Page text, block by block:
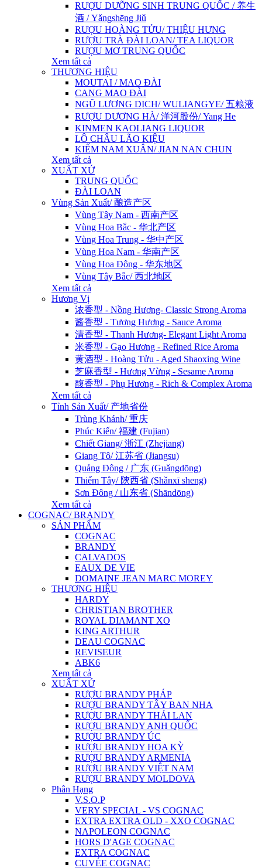
RƯỢU DƯỠNG SINH TRUNG QUỐC / 养生
酒 / Yǎngshēng Jiǔ
RƯỢU HOÀNG TỬU/ THIỆU HƯNG
RƯỢU TRÀ ĐÀI LOAN/ TEA LIQUOR
RƯỢU MƠ TRUNG QUỐC
Xem tất cả
THƯƠNG HIỆU
MOUTAI / MAO ĐÀI
CANG MAO ĐÀI
NGŨ LƯƠNG DỊCH/ WULIANGYE/ 五粮液
RƯỢU DƯƠNG HÀ/ 洋河股份/ Yang He
KINMEN KAOLIANG LIQUOR
LÔ CHÂU LÃO KIỆU
KIẾM NAM XUÂN/ JIAN NAN CHUN
Xem tất cả
XUẤT XỨ
TRUNG QUỐC
ĐÀI LOAN
Vùng Sản Xuất/ 酿造产区
Vùng Tây Nam - 西南产区
Vùng Hoa Bắc - 华北产区
Vùng Hoa Trung - 华中产区
Vùng Hoa Nam - 华南产区
Vùng Hoa Đông - 华东地区
Vùng Tây Bắc/ 西北地区
Xem tất cả
Hương Vị
浓香型 - Nồng Hương- Classic Strong Aroma
酱香型 - Tương Hương - Sauce Aroma
清香型 - Thanh Hương- Elegant Light Aroma
米香型 - Gạo Hương - Refined Rice Aroma
黄酒型 - Hoàng Tửu - Aged Shaoxing Wine
芝麻香型 - Hương Vừng - Sesame Aroma
馥香型 - Phụ Hương - Rich & Complex Aroma
Xem tất cả
Tỉnh Sản Xuất/ 产地省份
Trùng Khánh/ 重庆
Phúc Kiến/ 福建 (Fujian)
Chiết Giang/ 浙江 (Zhejiang)
Giang Tô/ 江苏省 (Jiangsu)
Quảng Đông / 广东 (Guǎngdōng)
Thiểm Tây/ 陝西省 (Shǎnxī sheng)
Sơn Đông / 山东省 (Shāndōng)
Xem tất cả
COGNAC/ BRANDY
SẢN PHẨM
COGNAC
BRANDY
CALVADOS
EAUX DE VIE
DOMAINE JEAN MARC MOREY
THƯƠNG HIỆU
HARDY
CHRISTIAN BROTHER
ROYAL DIAMANT XO
KING ARTHUR
DEAU COGNAC
REVISEUR
ABK6
Xem tất cả
XUẤT XỨ
RƯỢU BRANDY PHÁP
RƯỢU BRANDY TÂY BAN NHA
RƯỢU BRANDY THÁI LAN
RƯỢU BRANDY ANH QUỐC
RƯỢU BRANDY ÚC
RƯỢU BRANDY HOA KỲ
RƯỢU BRANDY ARMENIA
RƯỢU BRANDY VIỆT NAM
RƯỢU BRANDY MOLDOVA
Phân Hạng
V.S.O.P
VERY SPECIAL - VS COGNAC
EXTRA EXTRA OLD - XXO COGNAC
NAPOLEON COGNAC
HORS D'AGE COGNAC
EXTRA COGNAC
CUVÉE COGNAC